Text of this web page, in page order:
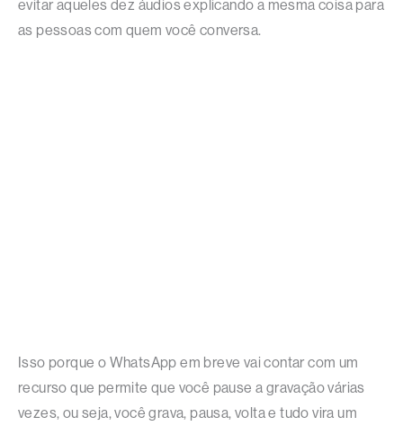
evitar aqueles dez áudios explicando a mesma coisa para
as pessoas com quem você conversa.
Isso porque o WhatsApp em breve vai contar com um
recurso que permite que você pause a gravação várias
vezes, ou seja, você grava, pausa, volta e tudo vira um